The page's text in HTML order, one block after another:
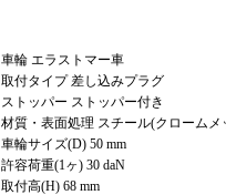
車輪 エラストマー車
取付タイプ 差し込みプラグ
ストッパー ストッパー付き
材質・表面処理 スチール(クロームメ
車輪サイズ(D) 50 mm
許容荷重(1ヶ) 30 daN
取付高(H) 68 mm